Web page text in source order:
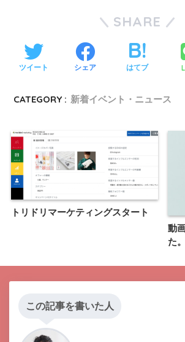
SHARE
ツイート シェア はてブ
CATEGORY : 新着イベント・ニュース
トリドリマーケティングスタート
動
た。
この記事を書いた人